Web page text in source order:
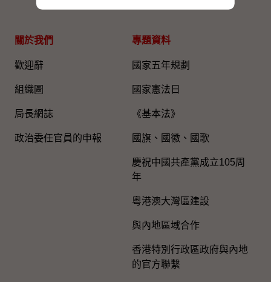
關於我們
歡迎辭
組織圖​
局長網誌
政治委任官員的申報
專題資料
國家五年規劃
國家憲法日
《基本法》
國旗、國徽、國歌
慶祝中國共產黨成立105周
年
粵港澳大灣區建設
與內地區域合作
香港特別行政區政府與內地
的官方聯繫